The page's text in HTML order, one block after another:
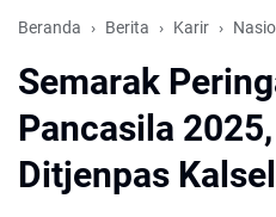
Beranda Berita Karir
Semarak
Pancasila 2025,
Ditjenpas